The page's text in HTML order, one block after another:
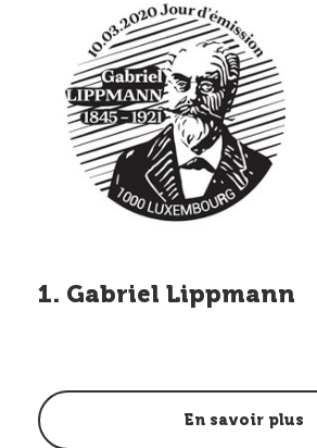
1. Gabriel Lippmann
En savoir plus